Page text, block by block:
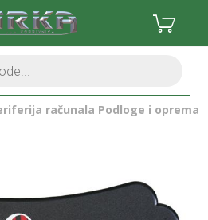
računala Podloge i oprema